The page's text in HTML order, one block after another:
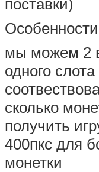
поставки)
мы можем 2
одного
сколько
получить
400пкс для
монетки